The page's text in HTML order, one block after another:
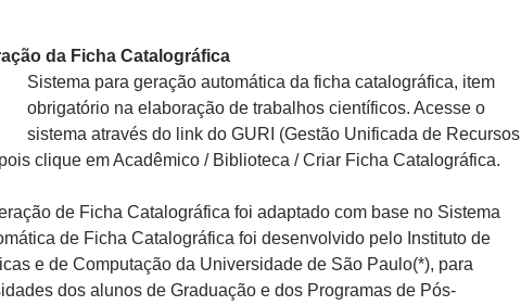
da Ficha Catalográfica
Sistema para geração automática da ficha catalográfica, item
obrigatório na elaboração de trabalhos científicos. Acesse o
sistema através do link do GURI (Gestão Unificada de Recursos
clique em Acadêmico / Biblioteca / Criar Ficha Catalográfica.
de Ficha Catalográfica foi adaptado com base no Sistema
de Ficha Catalográfica foi desenvolvido pelo Instituto de
e de Computação da Universidade de São Paulo(*), para
dos alunos de Graduação e dos Programas de Pós-